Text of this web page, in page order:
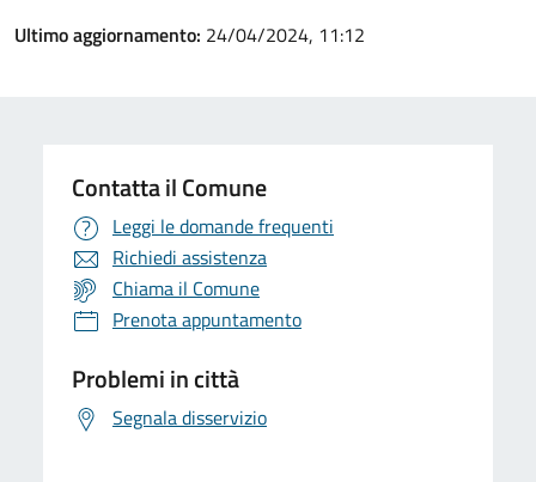
Ultimo aggiornamento: 24/04/2024, 11:12
Contatta il Comune
Leggi le domande frequenti
Richiedi assistenza
Chiama il Comune
Prenota appuntamento
Problemi in città
Segnala disservizio